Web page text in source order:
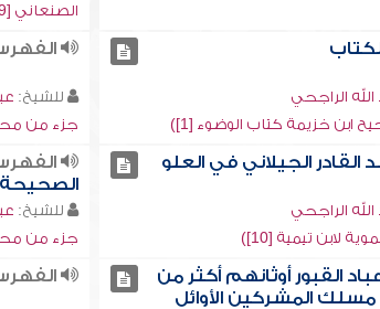
الصنعاني [9])
الراجحي
خزيمة كتاب الوضوء [1])
للشيخ:
جزء من
القادر الجيلاني في العلو
الراجحي
لابن تيمية [10])
الصحيحة
للشيخ:
جزء من
القبور أوثانهم أكثر من
مسلك المشركين الأوائل